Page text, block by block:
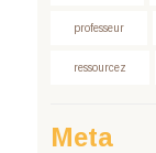
professeur
ressourcez
Meta